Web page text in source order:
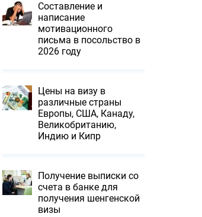
Составление и
написание
мотивационного
письма в посольство в
2026 году
Цены на визу в
различные страны
Европы, США, Канаду,
Великобританию,
Индию и Кипр
Получение выписки со
счета в банке для
получения шенгенской
визы